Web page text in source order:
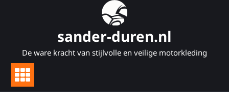
sander-duren.nl
De ware kracht van stijlvolle en veilige motorkleding